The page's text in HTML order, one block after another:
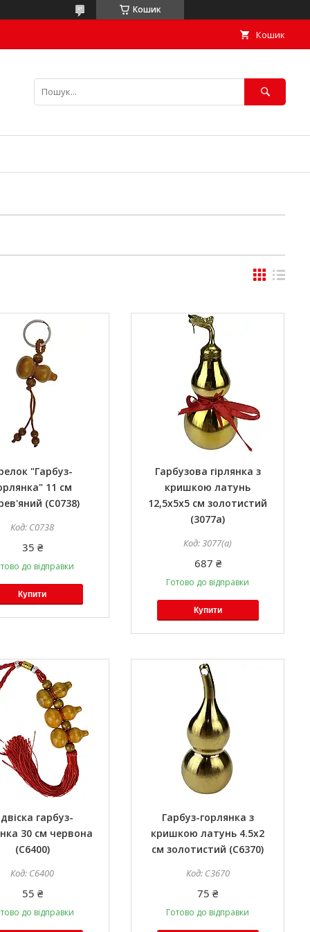
Кошик
Кошик
"Гарбуз-
11 см
(С0738)
С0738
35 ₴
до відправки
Купити
Гарбузова гірлянка з
кришкою латунь
12,5х5х5 см золотистий
(3077а)
3077(а)
687 ₴
Готово до відправки
Купити
гарбуз-
30 см червона
(C6400)
C6400
55 ₴
до відправки
Гарбуз-горлянка з
кришкою латунь 4.5х2
см золотистий (C6370)
C3670
75 ₴
Готово до відправки